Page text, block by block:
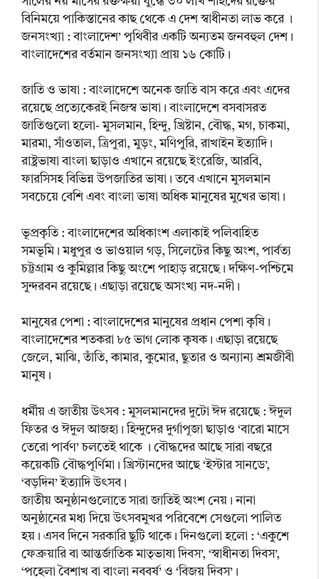
বিনিময়ে পাকিস্তানের কাছ থেকে এ দেশ স্বাধীনতা লাভ করে ।
জনসংখ্যা : বাংলাদেশ’ পৃথিবীর একটি অন্যতম জনবহুল দেশ।
বাংলাদেশের বর্তমান জনসংখ্যা প্রায় ১৬ কোটি।
জাতি ও ভাষা : বাংলাদেশে অনেক জাতি বাস করে এবং এদের
রয়েছে প্রত্যেকেরই নিজস্ব ভাষা। বাংলাদেশে বসবাসরত
জাতিগুলো হলো- মুসলমান, হিন্দু, খ্রিষ্টান, বৌদ্ধ, মগ, চাকমা,
মারমা, সাঁওতাল, ত্রিপুরা, মুড়ং, মণিপুরি, রাখাইন ইত্যাদি।
রাষ্ট্রভাষা বাংলা ছাড়াও এখানে রয়েছে ইংরেজি, আরবি,
ফারসিসহ বিভিন্ন উপজাতির ভাষা। তবে এখানে মুসলমান
সবচেয়ে বেশি এবং বাংলা ভাষা অধিক মানুষের মুখের ভাষা।
ভূপ্রকৃতি : বাংলাদেশের অধিকাংশ এলাকাই পলিবাহিত
সমভূমি। মধুপুর ও ভাওয়াল গড়, সিলেটের কিছু অংশ, পার্বত্য
চট্টগ্রাম ও কুমিল্লার কিছু অংশে পাহাড় রয়েছে। দক্ষিণ-পশ্চিমে
সুন্দরবন রয়েছে। এছাড়া রয়েছে অসংখ্য নদ-নদী।
মানুষের পেশা : বাংলাদেশের মানুষের প্রধান পেশা কৃষি।
বাংলাদেশের শতকরা ৮৫ ভাগ লোক কৃষক। এছাড়া রয়েছে
জেলে, মাঝি, তাঁতি, কামার, কুমোর, ছুতার ও অন্যান্য শ্রমজীবী
মানুষ।
ধর্মীয় এ জাতীয় উৎসব : মুসলমানদের দুটো ঈদ রয়েছে : ঈদুল
ফিতর ও ঈদুল আজহা। হিন্দুদের দুর্গাপূজা ছাড়াও ‘বারো মাসে
তেরো পার্বণ’ চলতেই থাকে । বৌদ্ধদের আছে সারা বছরে
কয়েকটি বৌদ্ধপূর্ণিমা। খ্রিস্টানদের আছে ‘ইস্টার সানডে’,
‘বড়দিন’ ইত্যাদি উৎসব।
জাতীয় অনুষ্ঠানগুলোতে সারা জাতিই অংশ নেয়। নানা
অনুষ্ঠানের মধ্য দিয়ে উৎসবমুখর পরিবেশে সেগুলো পালিত
হয়। এসব দিনে সরকারি ছুটি থাকে। দিনগুলো হলো : ‘একুশে
ফেব্রুয়ারি বা আন্তর্জাতিক মাতৃভাষা দিবস’, ‘স্বাধীনতা দিবস’,
‘পহেলা বৈশাখ বা বাংলা নববর্ষ’ ও ‘বিজয় দিবস’।